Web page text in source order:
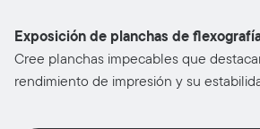
Exposición de planchas de
Cree planchas impecables que
rendimiento de impresión y su